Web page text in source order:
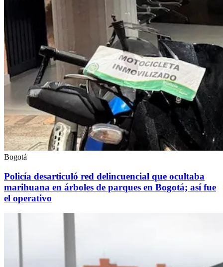
Bogotá
Policía desarticuló red delincuencial que ocultaba
marihuana en árboles de parques en Bogotá; así fue
el operativo